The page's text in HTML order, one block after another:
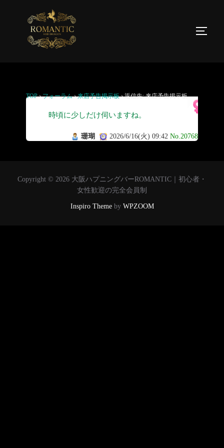
返信先: 来店予告掲示板
TOP › フォーラム › 来店予告掲示板 › 返信先: 来店予告掲示板
11
時頃に少しだけ伺いますね。
珊瑚 2026/6/16(火) 09:42 No.20768
Copyright © 2026 大阪ハプニングバーROMANTIC｜初心者・
女性歓迎の完全会員制
Inspiro Themeby WPZOOM